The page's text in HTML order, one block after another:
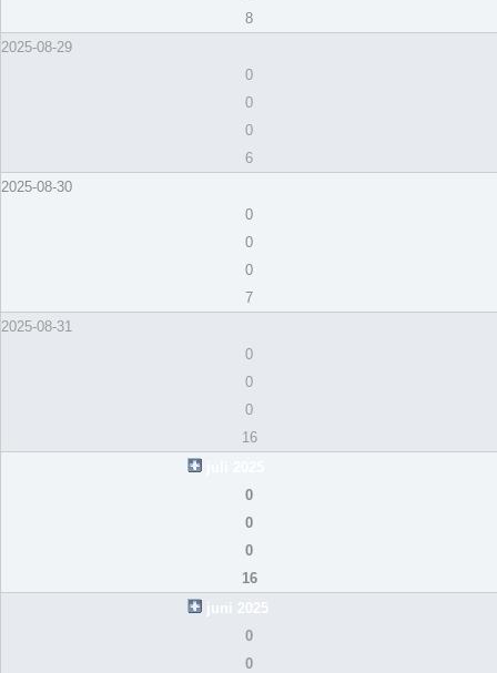
8
2025-08-29
0
0
0
6
2025-08-30
0
0
0
7
2025-08-31
0
0
0
16
0
0
0
16
juni 2025
0
0